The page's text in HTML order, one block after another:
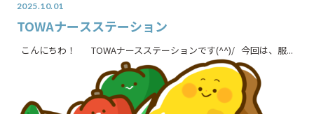
2025.10.01
TOWAナースステーション
こんにちわ！ TOWAナースステーションです(^^)/ 今回は、服...